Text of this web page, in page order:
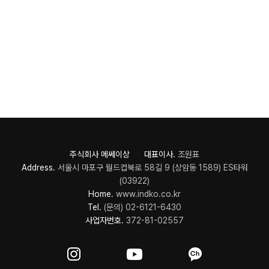
주식회사 메쎄이상 대표이사. 조원표
Address. 서울시 마포구 월드컵북로 58길 9 (상암동 1589) ES타워
(03922)
Home. www.indko.co.kr
Tel. (문의) 02-6121-6430
사업자번호. 372-81-02557